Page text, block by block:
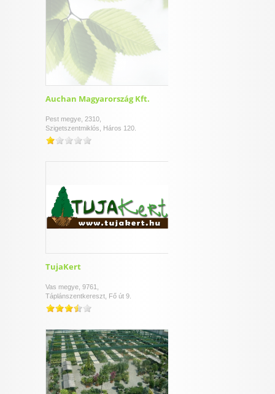
Auchan Magyarország Kft.
Pest megye, 2310,
Szigetszentmiklós, Háros 120.
TujaKert
Vas megye, 9761,
Táplánszentkereszt, Fő út 9.